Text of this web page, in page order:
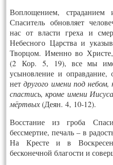
Воплощением, страданием
Спаситель обновляет
нас от власти греха и
Небесного Царства и
Творцом. Именно во
(2 Кор. 5, 19), все мы
усыновление и
нетдругого имени под
спастись, кроме имени
мёртвых(Деян. 4, 10-12).
Восстание из гроба
бессмертие, печаль – в
На Кресте и в
бесконечной благости и